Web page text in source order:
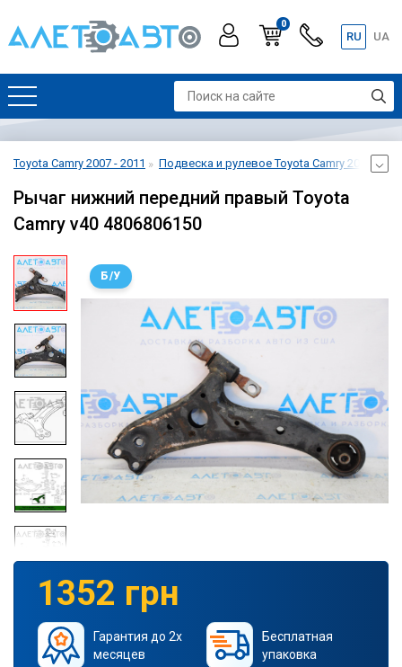
0
RU UA
Toyota Camry 2007 - 2011 Подвеска и рулевое Toyota Camry 2007 -
Рычаг нижний передний правый Toyota
Camry v40 4806806150
Б/У
1352 грн
Гарантия до 2х
месяцев
Бесплатная
упаковка